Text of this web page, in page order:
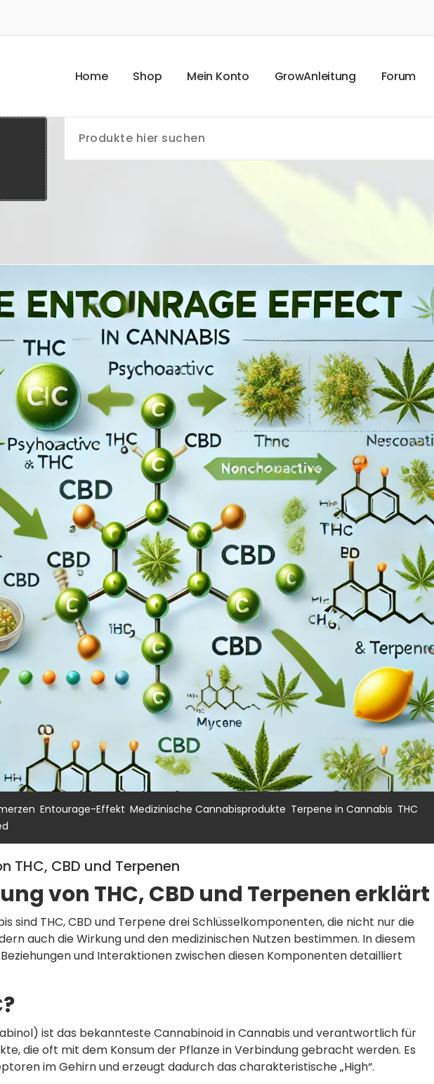
Home Shop Mein Konto GrowAnleitung Forum
,Entourage-Effekt ,Medizinische Cannabisprodukte Terpene in Cannabis THC
THC, CBD und Terpenen
von THC, CBD und Terpenen erklärt
sind THC, CBD und Terpene drei Schlüsselkomponenten, die nicht nur die
auch die Wirkung und den medizinischen Nutzen bestimmen. In diesem
und Interaktionen zwischen diesen Komponenten detailliert
ist das bekannteste Cannabinoid in Cannabis und verantwortlich für
die oft mit dem Konsum der Pflanze in Verbindung gebracht werden. Es
im Gehirn und erzeugt dadurch das charakteristische „High“.